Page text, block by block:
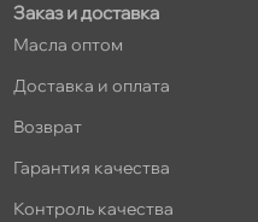
Заказ и доставка
Масла оптом
Доставка и оплата
озврат
Гарантия качества
Контроль качества